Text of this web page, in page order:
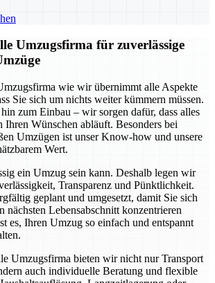
Umzugsfirma für zuverlässige
wie wir übernimmt alle Aspekte
Sie sich um nichts weiter kümmern müssen.
zum Einbau – wir sorgen dafür, dass alles
Ihren Wünschen abläuft. Besonders bei
Umzügen ist unser Know-how und unsere
Wert.
ein Umzug sein kann. Deshalb legen wir
Transparenz und Pünktlichkeit.
geplant und umgesetzt, damit Sie sich
nächsten Lebensabschnitt konzentrieren
es, Ihren Umzug so einfach und entspannt
Umzugsfirma bieten wir nicht nur Transport
auch individuelle Beratung und flexible